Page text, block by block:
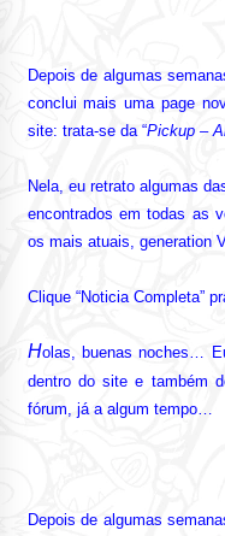
Depois de algumas
conclui mais uma page
site: trata-se da “Pickup –
Nela, eu retrato algumas
encontrados em todas as
os mais atuais, generation
Clique “Noticia Completa”
Holas, buenas noches…
dentro do site e também
fórum, já a algum tempo…
Depois de algumas